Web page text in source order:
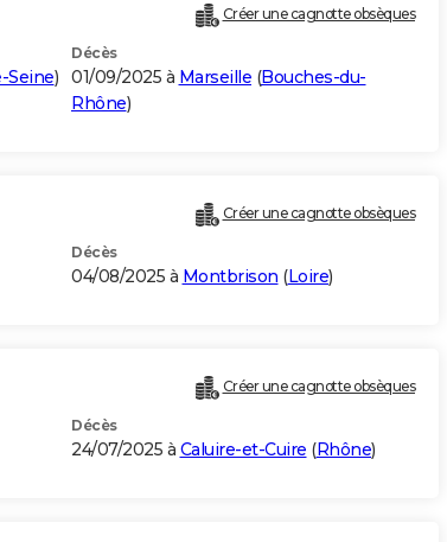
Créer une cagnotte obsèques
Seine)
Décès
01/09/2025 à Marseille (Bouches-du-
Rhône)
Créer une cagnotte obsèques
Décès
04/08/2025 à Montbrison (Loire)
Créer une cagnotte obsèques
Décès
24/07/2025 à Caluire-et-Cuire (Rhône)